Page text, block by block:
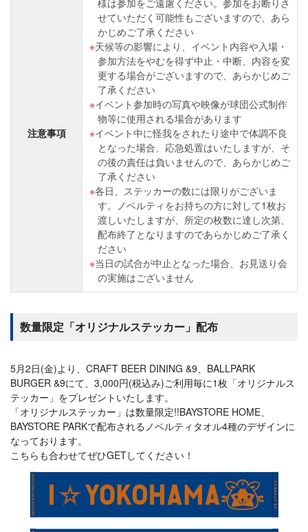
注意事項
様は参加をご遠慮ください。参加をお断りさ
せていただく可能性もございますので、あら
かじめご了承ください
天候等の影響により、イベント内容や入場・
参加方法をやむを得ず中止・中断、内容を変
更する場合がございますので、あらかじめご
了承ください
イベント参加時の写真や映像が球団公式制作
物等に使用される場合があります
イベント中に怪我をされたり途中で体調不良
となった場合、応急処置はいたしますが、そ
の後の責任は負いませんので、あらかじめご
了承ください
各日、ステッカーの数には限りがございま
す。ノベルティをお持ちの方に対して1枚お
渡しいたしますが、所定の枚数に達し次第、
配布終了となりますのであらかじめご了承く
ださい
当日の試合が中止となった場合、お見送り会
の実施はございません
数量限定「オリジナルステッカー」配布
5月2日(金)より、CRAFT BEER DINING &9、BALLPARK
BURGER &9にて、3,000円(税込み)ご利用毎に1枚「オリジナルス
テッカー」をプレゼントいたします。
「オリジナルステッカー」は数量限定!!BAYSTORE HOME、
BAYSTORE PARKで配布されるノベルティタオル4種のデザインに
なっております。
こちらも合わせてぜひGETしてください！